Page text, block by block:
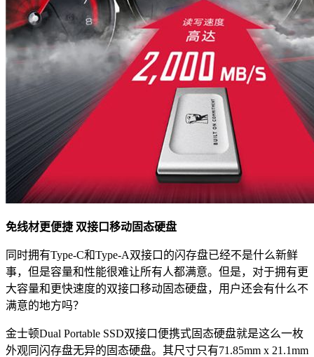
免线材更便捷 双接口移动固态硬盘
同时拥有Type-C和Type-A双接口的闪存盘已经不是什么新鲜
事，但是容量和性能很难让所有人都满意。但是，对于拥有更
大容量和更快速度的双接口移动固态硬盘，用户还会有什么不
满意的地方吗？
金士顿Dual Portable SSD双接口便携式固态硬盘就是这么一枚
外观同闪存盘无异的固态硬盘。其尺寸只有71.85mm x 21.1mm